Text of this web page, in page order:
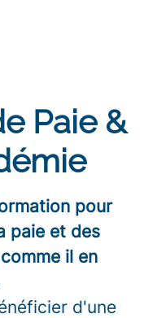
Paie &
pour
paie et des
il en
d'une